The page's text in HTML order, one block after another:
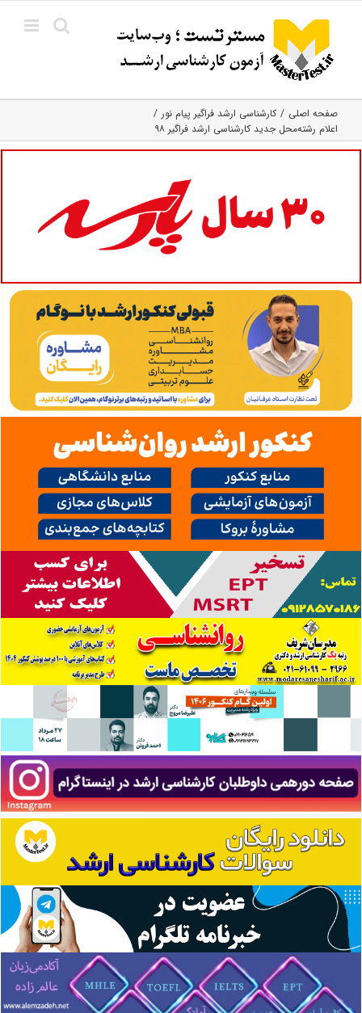
content
صفحه اصلی
کارشناسی ارشد فراگیر پیام نور
اعلام رشته‌محل‌ جدید کارشناسی ارشد فراگیر ۹۸